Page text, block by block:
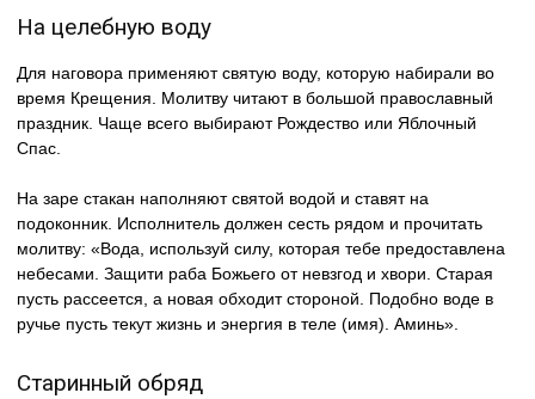
На целебную воду
Для наговора применяют святую воду, которую набирали во
время Крещения. Молитву читают в большой православный
праздник. Чаще всего выбирают Рождество или Яблочный
Спас.
На заре стакан наполняют святой водой и ставят на
подоконник. Исполнитель должен сесть рядом и прочитать
молитву: «Вода, используй силу, которая тебе предоставлена
небесами. Защити раба Божьего от невзгод и хвори. Старая
пусть рассеется, а новая обходит стороной. Подобно воде в
ручье пусть текут жизнь и энергия в теле (имя). Аминь».
Старинный обряд